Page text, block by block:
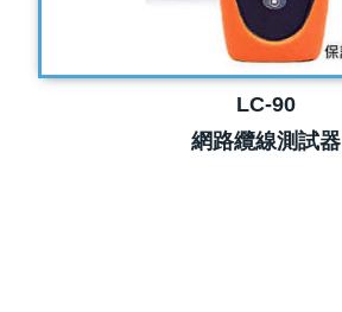
LC-90
網路纜線測試器